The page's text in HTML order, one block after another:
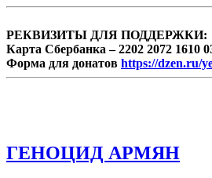
РЕКВИЗИТЫ ДЛЯ ПОДДЕРЖКИ:
Карта Сбербанка – 2202 2072 1610
Форма для донатов https://dzen.ru/
ГЕНОЦИД АРМЯН